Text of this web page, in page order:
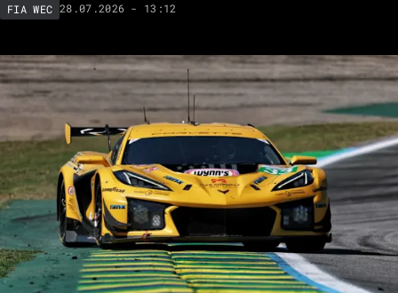
FIA WEC 28.07.2026 - 13:12